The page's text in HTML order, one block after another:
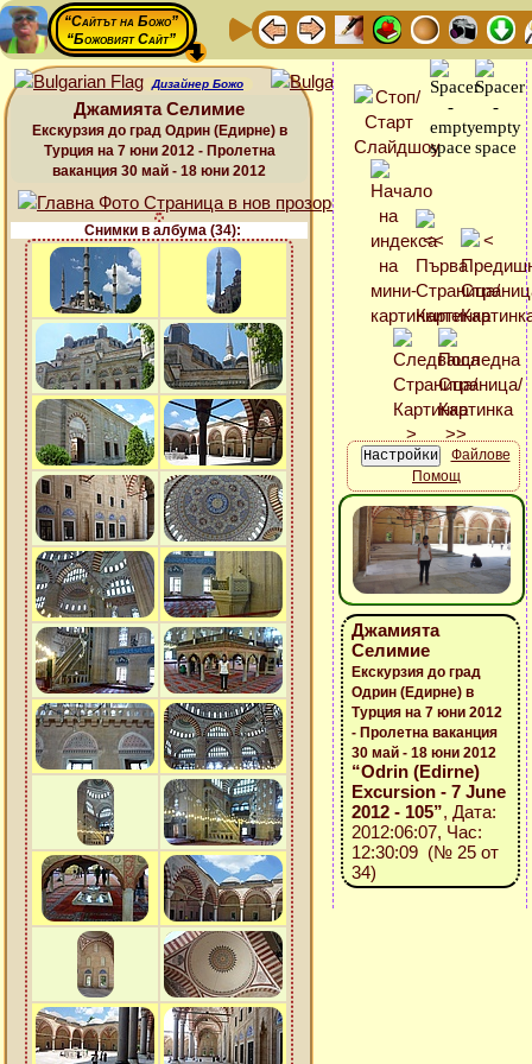
“Сайтът на Божо”
“Божовият Сайт”
Дизайнер Божо
Джамията Селимие
Екскурзия до град Одрин (Едирне) в
Турция на 7 юни 2012 - Пролетна
ваканция 30 май - 18 юни 2012
Снимки в албума (34):
Файлове
Помощ
Джамията
Селимие
Екскурзия до град
Одрин (Едирне) в
Турция на 7 юни 2012
- Пролетна ваканция
30 май - 18 юни 2012
“Odrin (Edirne)
Excursion - 7 June
2012 - 105”, Дата:
2012:06:07, Час:
12:30:09 (№ 25 от
34)